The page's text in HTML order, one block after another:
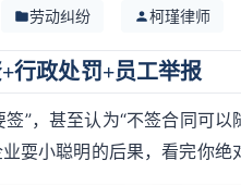
劳动纠纷 柯瑾律师
行政处罚+员工举报
”，甚至认为“不签合同可以
耍小聪明的后果，看完你绝